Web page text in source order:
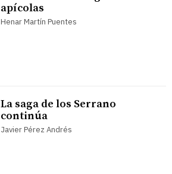
apícolas
Henar Martín Puentes
La saga de los Serrano
continúa
Javier Pérez Andrés